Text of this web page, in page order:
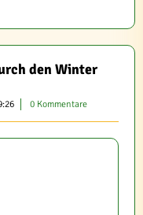
den Winter
0 Kommentare